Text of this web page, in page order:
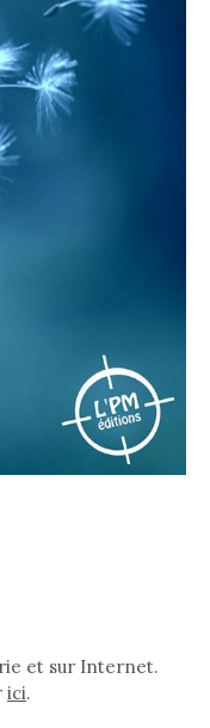
et sur Internet.
ici.